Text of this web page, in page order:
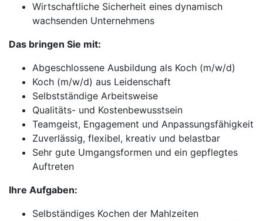
Wirtschaftliche Sicherheit eines dynamisch
wachsenden Unternehmens
Das bringen Sie mit:
Abgeschlossene Ausbildung als Koch (m/w/d)
Koch (m/w/d) aus Leidenschaft
Selbstständige Arbeitsweise
Qualitäts- und Kostenbewusstsein
Teamgeist, Engagement und Anpassungsfähigkeit
Zuverlässig, flexibel, kreativ und belastbar
Sehr gute Umgangsformen und ein gepflegtes
Auftreten
Ihre Aufgaben:
Selbständiges Kochen der Mahlzeiten